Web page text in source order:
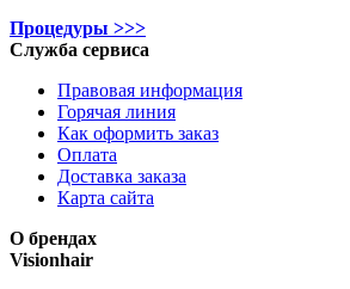
Процедуры >>>
Служба сервиса
Правовая информация
Горячая линия
Как оформить заказ
Оплата
Доставка заказа
Карта сайта
О брендах
Visionhair